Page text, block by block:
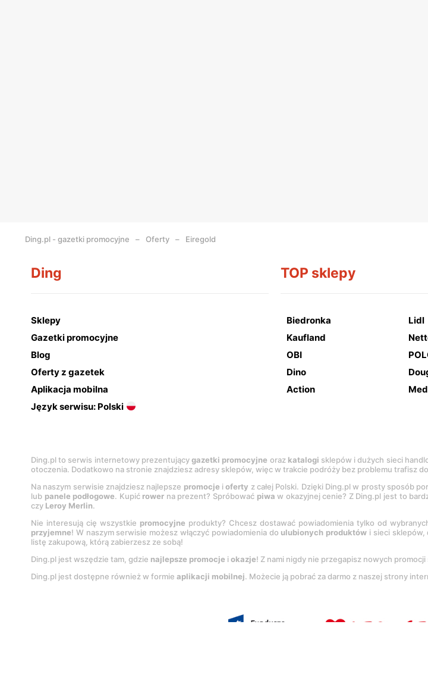
Ding.pl - gazetki promocyjne Oferty Eiregold
Ding
Sklepy
Gazetki promocyjne
Blog
Oferty z gazetek
Aplikacja mobilna
Język serwisu: Polski
TOP sklepy
Biedronka Lidl
Kaufland
OBI
Dino
Action
Ding.pl to serwis internetowy prezentującygazetki promocyjne oraz katalogi sklepów i dużych sieci
otoczenia. Dodatkowo na stronie znajdziesz adresy sklepów, więc w trakcie podróży bez problemu trafisz
Na naszym serwisie znajdziesz najlepsze promocje ioferty z całej Polski. Dzięki Ding.pl w prosty sposób
lub panele podłogowe. Kupić rower na prezent? Spróbować piwa w okazyjnej cenie? Z Ding.pl jest to
czy Leroy Merlin.
Nie interesują cię wszystkie promocyjne produkty? Chcesz dostawać powiadomienia tylko od
przyjemne! W naszym serwisie możesz włączyć powiadomienia do ulubionych produktów i sieci
listę zakupową, którą zabierzesz ze sobą!
Ding.pl jest wszędzie tam, gdzie najlepsze promocje i okazje! Z nami nigdy nie przegapisz nowych
Ding.pl jest dostępne również w formie aplikacji mobilnej. Możecie ją pobrać za darmo z naszej strony